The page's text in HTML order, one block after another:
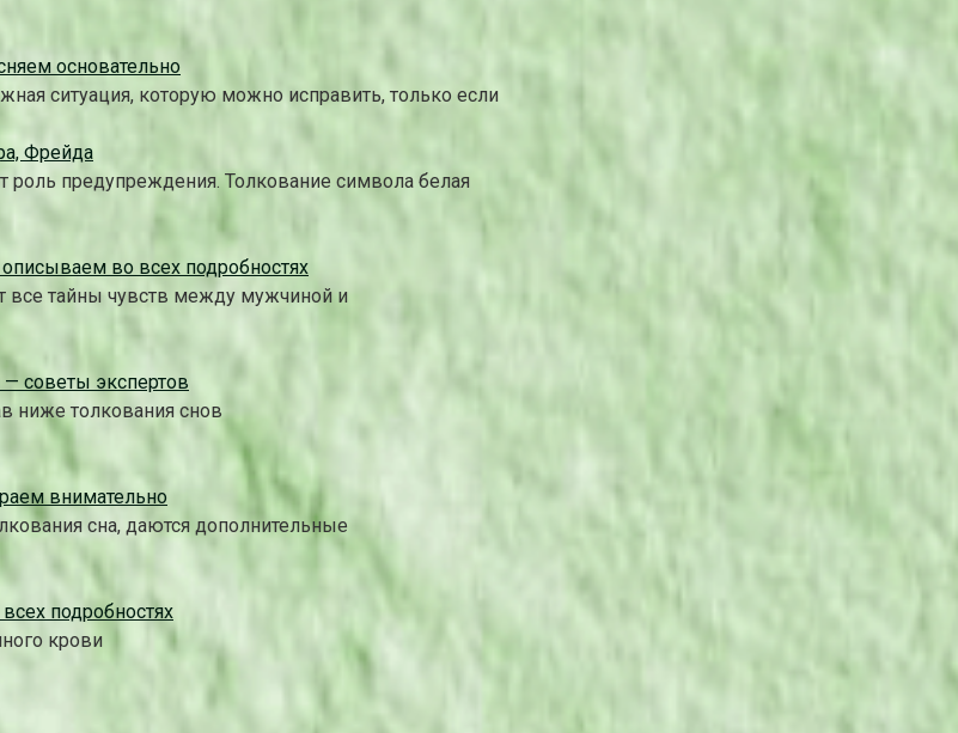
основательно
ситуация, которую можно исправить, только если
Фрейда
предупреждения. Толкование символа белая
во всех подробностях
все тайны чувств между мужчиной и
советы экспертов
ниже толкования снов
внимательно
сна, даются дополнительные
подробностях
крови